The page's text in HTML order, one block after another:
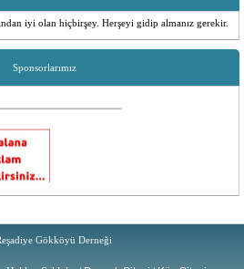
iyi olan hiçbirşey. Herşeyi gidip almanız gerekir.
Sponsorlarımız
Gökköyü Derneği